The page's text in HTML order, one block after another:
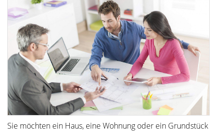
Sie möchten ein Haus, eine Wohnung oder ein Grundstück